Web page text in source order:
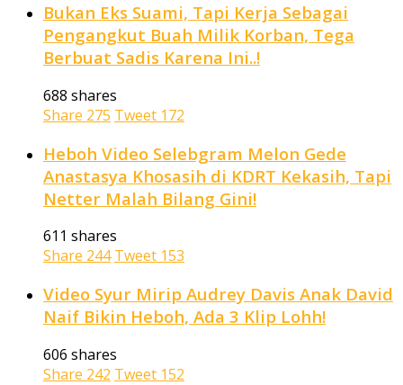
Bukan Eks Suami, Tapi Kerja Sebagai
Pengangkut Buah Milik Korban, Tega
Berbuat Sadis Karena Ini..!
688 shares
Share 275 Tweet 172
Heboh Video Selebgram Melon Gede
Anastasya Khosasih di KDRT Kekasih, Tapi
Netter Malah Bilang Gini!
611 shares
Share 244 Tweet 153
Video Syur Mirip Audrey Davis Anak David
Naif Bikin Heboh, Ada 3 Klip Lohh!
606 shares
Share 242 Tweet 152